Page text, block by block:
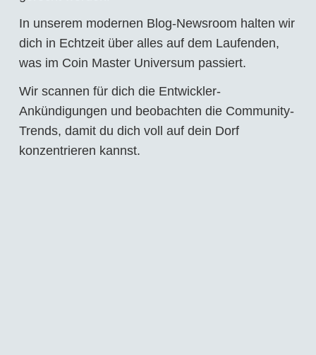
In unserem modernen Blog-Newsroom halten wir
dich in Echtzeit über alles auf dem Laufenden,
was im Coin Master Universum passiert.
Wir scannen für dich die Entwickler-
Ankündigungen und beobachten die Community-
Trends, damit du dich voll auf dein Dorf
konzentrieren kannst.